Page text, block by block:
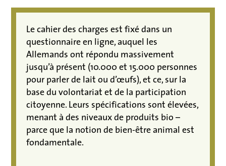
Le cahier des charges est fixé dans un
questionnaire en ligne, auquel les
Allemands ont répondu massivement
jusqu’à présent (10.000 et 15.000 personnes
pour parler de lait ou d’œufs), et ce, sur la
base du volontariat et de la participation
citoyenne. Leurs spécifications sont élevées,
menant à des niveaux de produits bio –
parce que la notion de bien-être animal est
fondamentale.